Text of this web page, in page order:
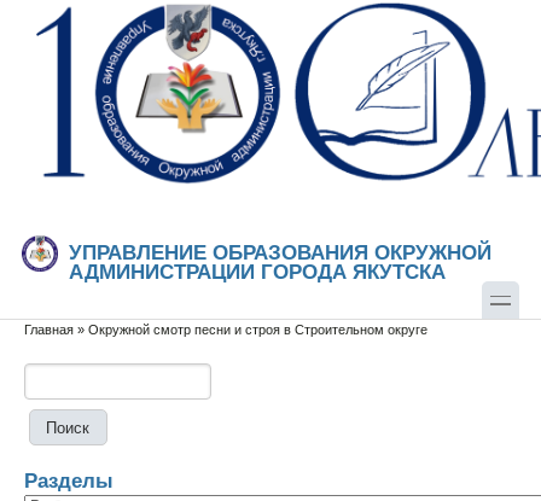
Перейти к основному содержанию
Skip to search
УПРАВЛЕНИЕ ОБРАЗОВАНИЯ ОКРУЖНОЙ
АДМИНИСТРАЦИИ ГОРОДА ЯКУТСКА
Вы здесь
Главная » Окружной смотр песни и строя в Строительном округе
Разделы